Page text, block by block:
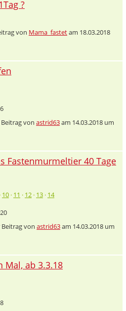
?
von Mama_fastetam 18.03.2018
von astrid63am 14.03.2018 um
Fastenmurmeltier 40 Tage
· 10 · 11 · 12 · 13 · 14
von astrid63am 14.03.2018 um
Mal, ab 3.3.18